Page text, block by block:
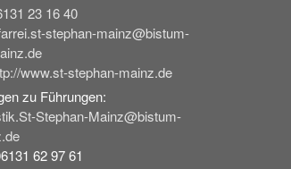
23 16 40
stephan-mainz@bistum-
www.st-stephan-mainz.de
zu Führungen:
Stephan-Mainz@bistum-
62 97 61